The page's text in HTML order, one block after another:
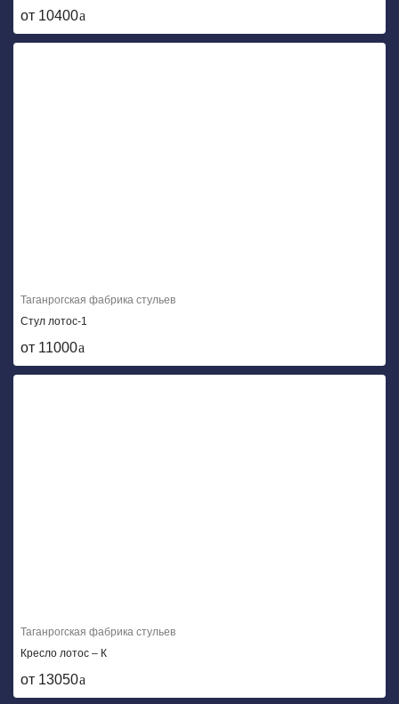
от 10400
Таганрогская фабрика стульев
Стул лотос-1
от 11000
Таганрогская фабрика стульев
Кресло лотос – К
от 13050